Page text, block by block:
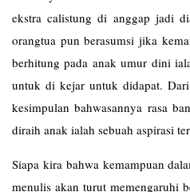
ekstra calistung di anggap jadi
orangtua pun berasumsi jika
berhitung pada anak umur dini
untuk di kejar untuk didapat.
kesimpulan bahwasannya rasa
diraih anak ialah sebuah aspirasi
Siapa kira bahwa kemampuan
menulis akan turut memengaruhi